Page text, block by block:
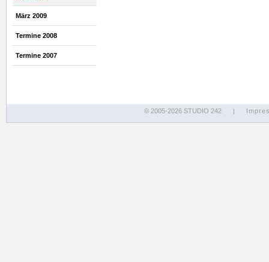
März 2009
Termine 2008
Termine 2007
© 2005-2026 STUDIO 242 |